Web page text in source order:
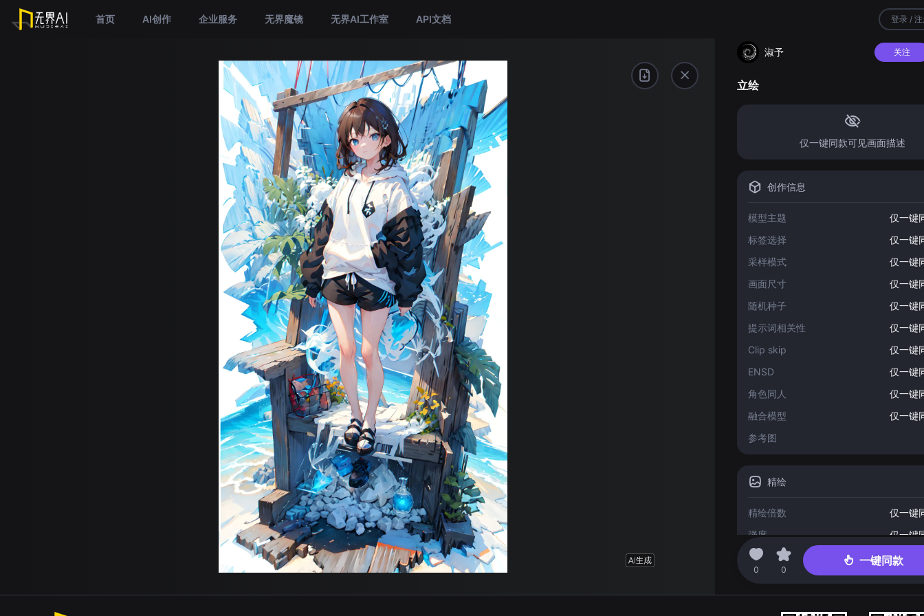
首页 AI创作 企业服务 无界魔镜 无界AI工作室 API文档 登录 /
淑予 关注
立绘
仅一键同款可见画面描述
创作信息
模型主题
仅一键
标签选择
仅一键
采样模式
仅一键
画面尺寸
仅一键
随机种子
仅一键
提示词相关性
仅一键
Clip skip
仅一键
ENSD
仅一键
角色同人
仅一键
融合模型
仅一键
参考图
精绘
精绘倍数
仅一键
强度
仅一键
2023-05-26 04:37
0 0
一键同款